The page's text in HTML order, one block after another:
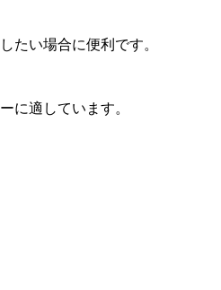
たい場合に便利です。
に適しています。